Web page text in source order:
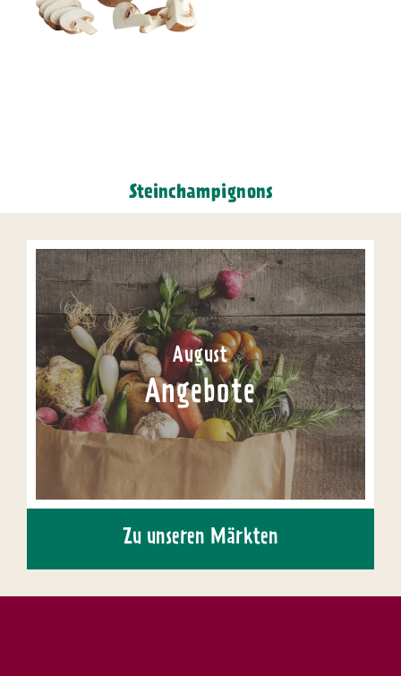
Steinchampignons
August
Angebote
Zu unseren Märkten